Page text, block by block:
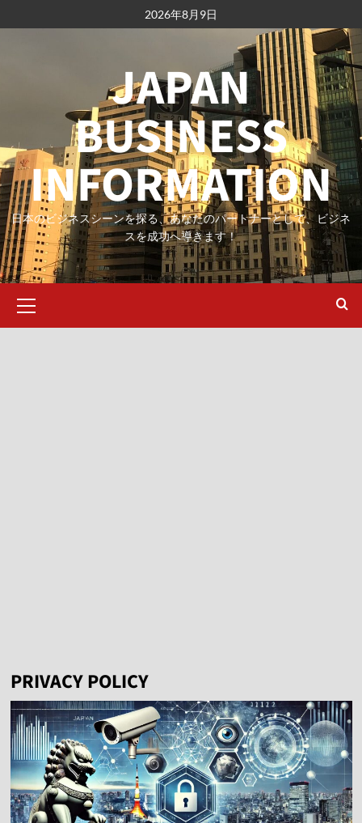
容
2026年8月9日
JAPAN
BUSINESS
INFORMATION
日本のビジネスシーンを探る、あなたのパートナーとして、ビジネ
スを成功へ導きます！
イ
ン
PRIVACY POLICY